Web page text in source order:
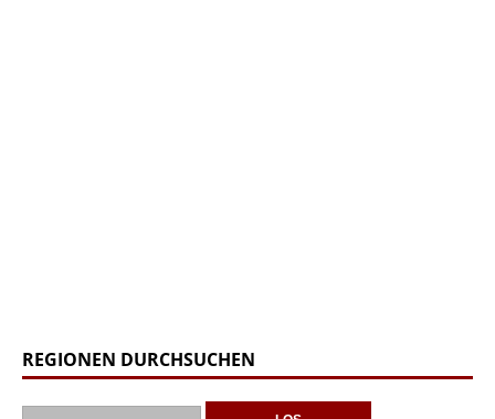
REGIONEN DURCHSUCHEN